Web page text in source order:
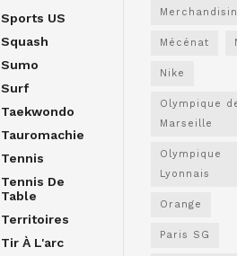
Sports US
Squash
Sumo
Surf
Taekwondo
Tauromachie
Tennis
Tennis De
Table
Territoires
Tir À L'arc
Mécénat
Nike
Olympique
Marseille
Olympique
Lyonnais
Orange
Paris SG